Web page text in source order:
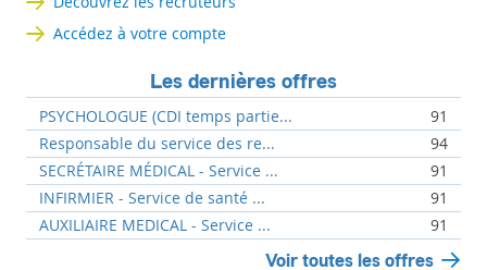
Accédez à votre compte
Les dernières offres
PSYCHOLOGUE (CDI temps partie...
91
Responsable du service des re...
94
SECRÉTAIRE MÉDICAL - Service ...
91
INFIRMIER - Service de santé ...
91
AUXILIAIRE MEDICAL - Service ...
91
Voir toutes les offres